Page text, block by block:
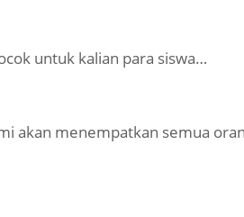
untuk kalian para siswa…
akan menempatkan semua